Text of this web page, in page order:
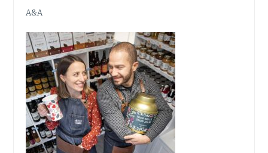
A&A